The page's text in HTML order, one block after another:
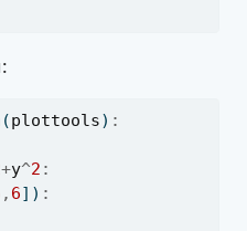
(plottools) :
+y^2 :
, 6]) :